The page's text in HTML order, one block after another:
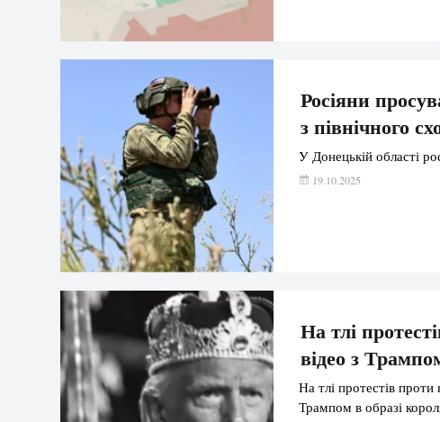
Росіяни
з північного
У Донецькій області
19.10.2025
На тлі
відео з
На тлі протестів проти
Трампом в образі